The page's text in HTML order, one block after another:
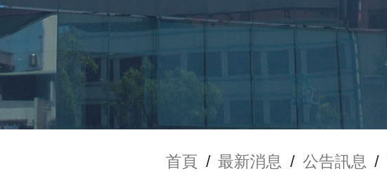
首頁 / 最新消息 / 公告訊息 /